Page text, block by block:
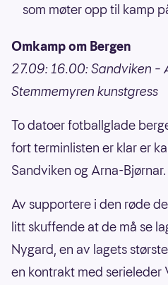
som møter opp til kamp
Omkamp om Bergen
27.09: 16.00: Sandviken –
Stemmemyren kunstgress
To datoer fotballglade
fort terminlisten er klar er
Sandviken og Arna-Bjørnar.
Av supportere i den røde
litt skuffende at de må se
Nygard, en av lagets
en kontrakt med serieleder